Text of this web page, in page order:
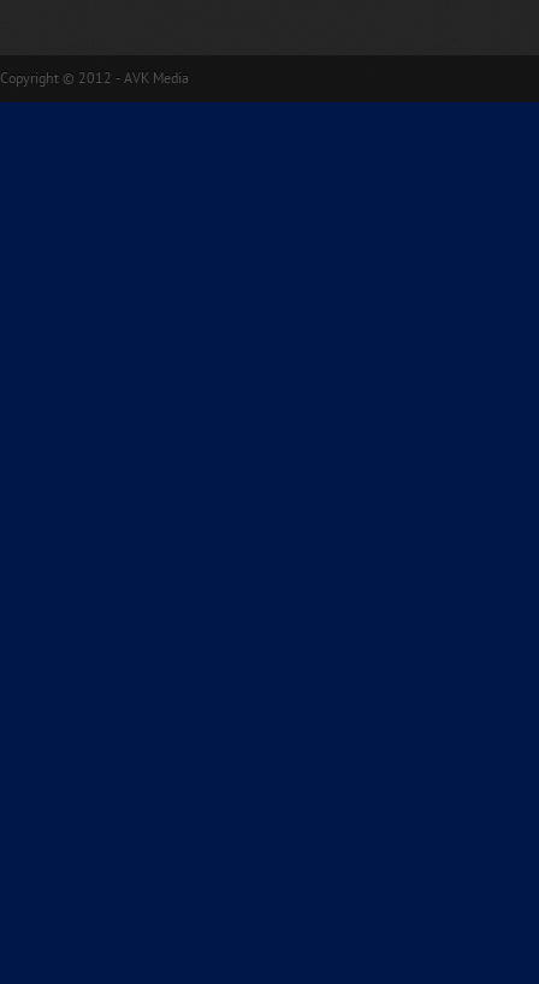
Copyright © 2012 - AVK Media